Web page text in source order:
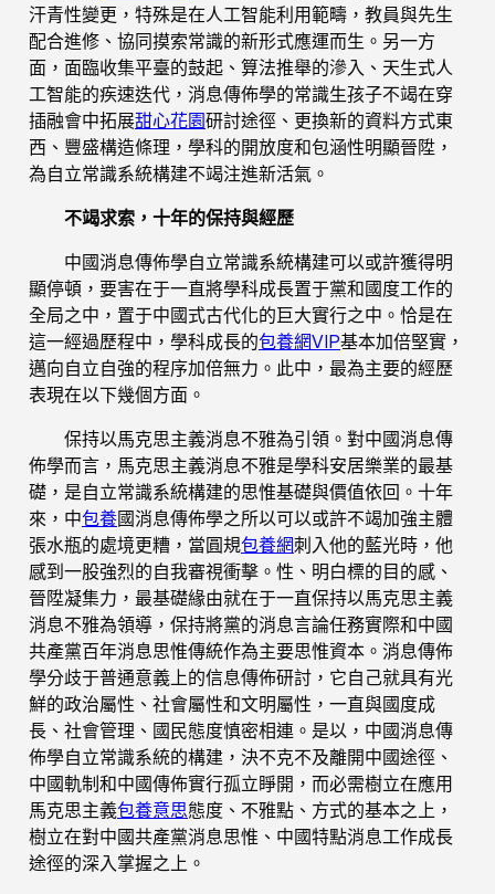
汗青性變更，特殊是在人工智能利用範疇，教員與先生
配合進修、協同摸索常識的新形式應運而生。另一方
面，面臨收集平臺的鼓起、算法推舉的滲入、天生式人
工智能的疾速迭代，消息傳佈學的常識生孩子不竭在穿
插融會中拓展甜心花園研討途徑、更換新的資料方式東
西、豐盛構造條理，學科的開放度和包涵性明顯晉陞，
為自立常識系統構建不竭注進新活氣。
不竭求索，十年的保持與經歷
中國消息傳佈學自立常識系統構建可以或許獲得明
顯停頓，要害在于一直將學科成長置于黨和國度工作的
全局之中，置于中國式古代化的巨大實行之中。恰是在
這一經過歷程中，學科成長的包養網VIP基本加倍堅實，
邁向自立自強的程序加倍無力。此中，最為主要的經歷
表現在以下幾個方面。
保持以馬克思主義消息不雅為引領。對中國消息傳
佈學而言，馬克思主義消息不雅是學科安居樂業的最基
礎，是自立常識系統構建的思惟基礎與價值依回。十年
來，中包養國消息傳佈學之所以可以或許不竭加強主體
張水瓶的處境更糟，當圓規包養網刺入他的藍光時，他
感到一股強烈的自我審視衝擊。性、明白標的目的感、
晉陞凝集力，最基礎緣由就在于一直保持以馬克思主義
消息不雅為領導，保持將黨的消息言論任務實際和中國
共產黨百年消息思惟傳統作為主要思惟資本。消息傳佈
學分歧于普通意義上的信息傳佈研討，它自己就具有光
鮮的政治屬性、社會屬性和文明屬性，一直與國度成
長、社會管理、國民態度慎密相連。是以，中國消息傳
佈學自立常識系統的構建，決不克不及離開中國途徑、
中國軌制和中國傳佈實行孤立睜開，而必需樹立在應用
馬克思主義包養意思態度、不雅點、方式的基本之上，
樹立在對中國共產黨消息思惟、中國特點消息工作成長
途徑的深入掌握之上。